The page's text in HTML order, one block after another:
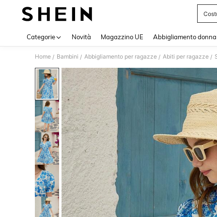
Categorie Novità Magazzino UE Abbigliamento donna
Home / Bambini / Abbigliamento per ragazze / Abiti per ragazze /